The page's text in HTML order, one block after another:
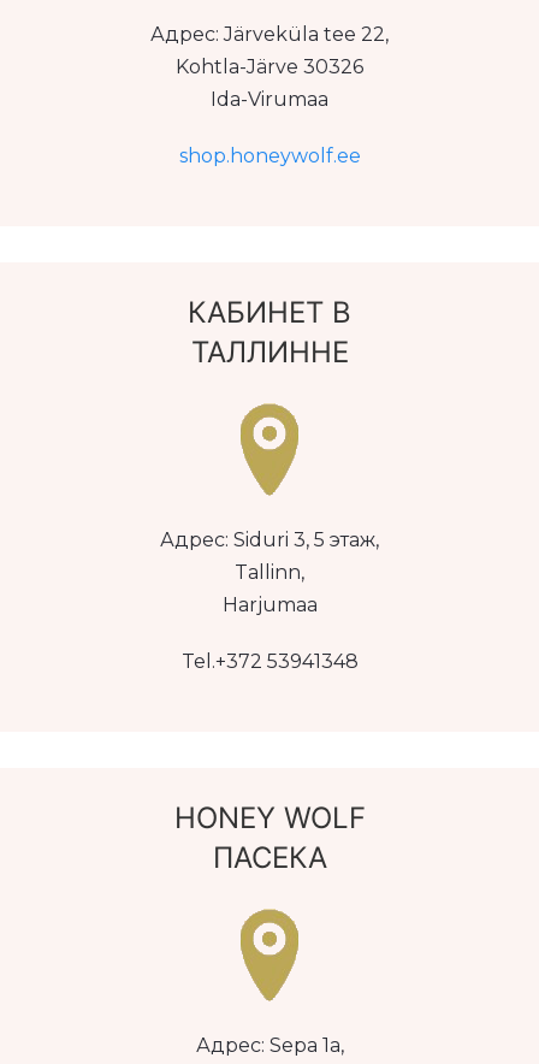
Адрес: Järveküla tee 22,
Kohtla-Järve 30326
Ida-Virumaa
shop.honeywolf.ee
КАБИНЕТ В
ТАЛЛИННЕ
Адрес: Siduri 3, 5 этаж,
Tallinn,
Harjumaa
Tel.+372 53941348
HONEY WOLF
ПАСЕКА
Адрес: Sepa 1a,